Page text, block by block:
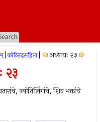
कोटिरुद्रसंहिता अध्यायः २३
२३
ज्योतिर्लिंगांचे, शिव भक्तांचे